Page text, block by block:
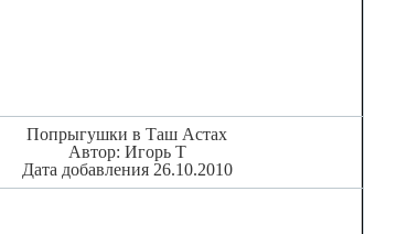
Попрыгушки в Таш Астах
Автор: Игорь Т
Дата добавления 26.10.2010